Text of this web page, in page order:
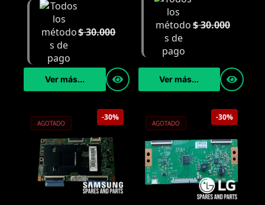
$30.000
Ver más...
$30.000
Ver más...
-30%
AGOTADO
-30%
AGOTADO